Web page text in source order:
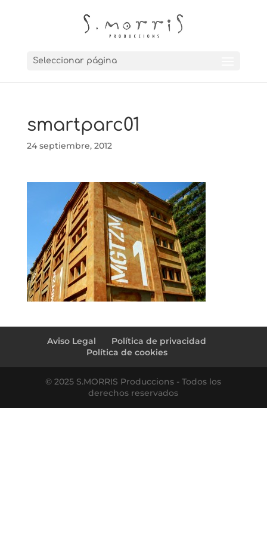
Seleccionar página
smartparc01
24 septiembre, 2012
Aviso Legal
Política de privacidad
Política de cookies
© 2025 S.MORRIS Produccions - Todos los
derechos reservados